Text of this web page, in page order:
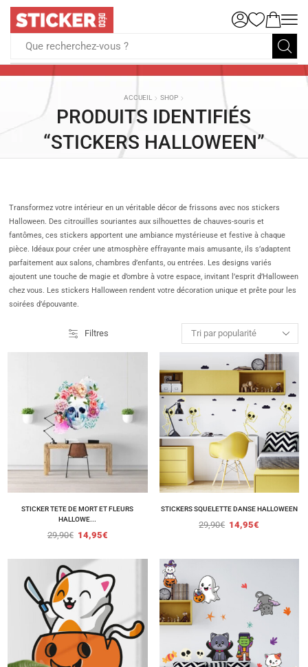
Que recherchez-vous ?
ACCUEIL SHOP
PRODUITS IDENTIFIÉS
“STICKERS HALLOWEEN”
Transformez votre intérieur en un véritable décor de frissons avec nos stickers
Halloween. Des citrouilles souriantes aux silhouettes de chauves-souris et
fantômes, ces stickers apportent une ambiance mystérieuse et festive à chaque
pièce. Idéaux pour créer une atmosphère effrayante mais amusante, ils s’adaptent
parfaitement aux salons, chambres d’enfants, ou entrées. Les designs variés
ajoutent une touche de magie et d’ombre à votre espace, invitant l’esprit d’Halloween
chez vous. Les stickers Halloween rendent votre décoration unique et prête pour les
soirées d’épouvante.
Filtres
STICKER TETE DE MORT ET FLEURS
HALLOWE...
29,90€ 14,95€
STICKERS SQUELETTE DANSE HALLOWEEN
29,90€ 14,95€